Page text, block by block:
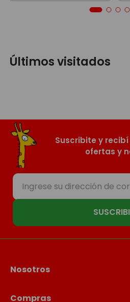
Últimos visitados
Suscribite y
ofertas y
Nosotros
Compras